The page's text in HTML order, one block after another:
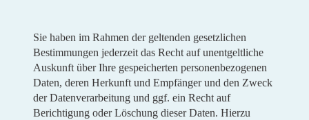
Sie haben im Rahmen der geltenden gesetzlichen
Bestimmungen jederzeit das Recht auf unentgeltliche
Auskunft über Ihre gespeicherten personenbezogenen
Daten, deren Herkunft und Empfänger und den Zweck
der Datenverarbeitung und ggf. ein Recht auf
Berichtigung oder Löschung dieser Daten. Hierzu